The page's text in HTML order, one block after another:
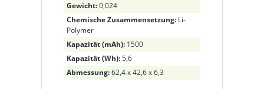
Gewicht:0,024
Chemische Zusammensetzung: Li-
Polymer
Kapazität (mAh): 1500
Kapazität (Wh):5,6
Abmessung:62,4 x 42,6 x 6,3